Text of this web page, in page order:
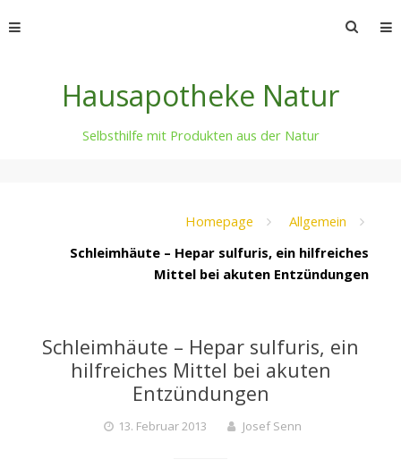
to
Hausapotheke Natur
Selbsthilfe mit Produkten aus der Natur
Homepage
Allgemein
Schleimhäute – Hepar sulfuris, ein hilfreiches
Mittel bei akuten Entzündungen
Schleimhäute – Hepar sulfuris, ein
hilfreiches Mittel bei akuten
Entzündungen
13. Februar 2013 Josef Senn